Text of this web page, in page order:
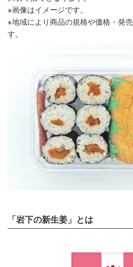
※画像はイメージです。
※地域により商品の規格や価格・発
す。
「岩下の新生姜」とは